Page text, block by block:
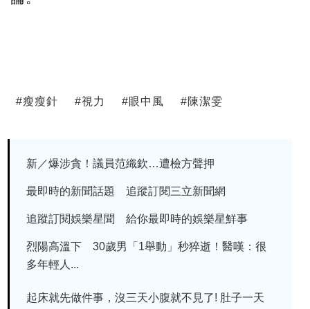
#瘦瘦針 #視力 #眼中風 #陳潔雯
新／爆涉貪！議員范織欽…遭檢方聲押
最即時的新聞話題 追蹤訂閱三立新聞網
追蹤訂閱娛樂星聞 給你最即時的娛樂星鮮事
烈陽高溫下 30歲男「1舉動」秒猝逝！醫嘆：很
多年輕人...
起床就先做件事，沒三天小腹就不見了! 肚子一天